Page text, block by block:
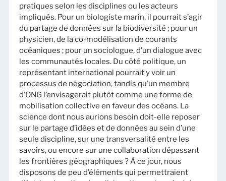
pratiques selon les disciplines ou les acteurs
impliqués. Pour un biologiste marin, il pourrait s’agir
du partage de données sur la biodiversité ; pour un
physicien, de la co-modélisation de courants
océaniques ; pour un sociologue, d’un dialogue avec
les communautés locales. Du côté politique, un
représentant international pourrait y voir un
processus de négociation, tandis qu’un membre
d’ONG l’envisagerait plutôt comme une forme de
mobilisation collective en faveur des océans. La
science dont nous aurions besoin doit-elle reposer
sur le partage d’idées et de données au sein d’une
seule discipline, sur une transversalité entre les
savoirs, ou encore sur une collaboration dépassant
les frontières géographiques ? À ce jour, nous
disposons de peu d’éléments qui permettraient